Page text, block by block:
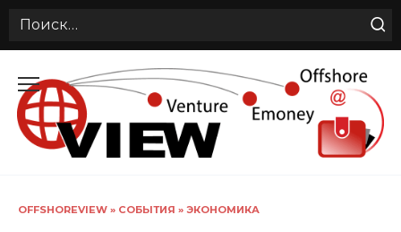
Search
содержанию
OFFSHOREVIEW » СОБЫТИЯ » ЭКОНОМИКА